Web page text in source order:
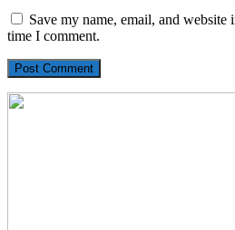
Save my name, email, and
time I comment.